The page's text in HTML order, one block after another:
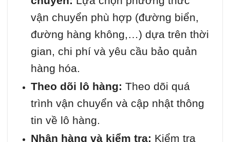
vận chuyển phù hợp (đường biển,
đường hàng không,…) dựa trên thời
gian, chi phí và yêu cầu bảo quản
hàng hóa.
Theo dõi lô hàng: Theo dõi quá
trình vận chuyển và cập nhật thông
tin về lô hàng.
Nhận hàng và kiểm tra: Kiểm tra